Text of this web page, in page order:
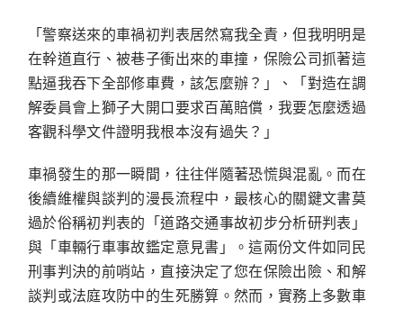
「警察送來的車禍初判表居然寫我全責，但我明明是
在幹道直行、被巷子衝出來的車撞，保險公司抓著這
點逼我吞下全部修車費，該怎麼辦？」、「對造在調
解委員會上獅子大開口要求百萬賠償，我要怎麼透過
客觀科學文件證明我根本沒有過失？」
車禍發生的那一瞬間，往往伴隨著恐慌與混亂。而在
後續維權與談判的漫長流程中，最核心的關鍵文書莫
過於俗稱初判表的「道路交通事故初步分析研判表」
與「車輛行車事故鑑定意見書」。這兩份文件如同民
刑事判決的前哨站，直接決定了您在保險出險、和解
談判或法庭攻防中的生死勝算。然而，實務上多數車